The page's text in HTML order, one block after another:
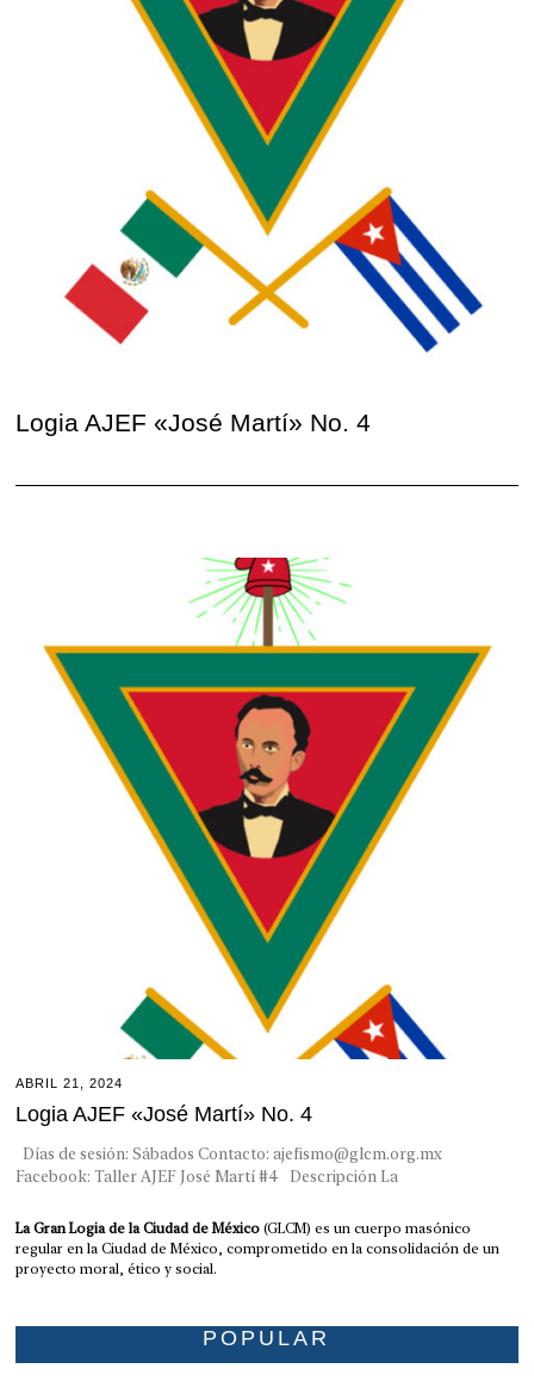
Logia AJEF «José Martí» No. 4
ABRIL 21, 2024
Logia AJEF «José Martí» No. 4
Días de sesión: Sábados Contacto: ‭ajefismo@glcm.org.mx
Facebook: Taller AJEF José Martí #4 Descripción La
La Gran Logia de la Ciudad de México (GLCM) es un cuerpo masónico
regular en la Ciudad de México, comprometido en la consolidación de un
proyecto moral, ético y social.
POPULAR